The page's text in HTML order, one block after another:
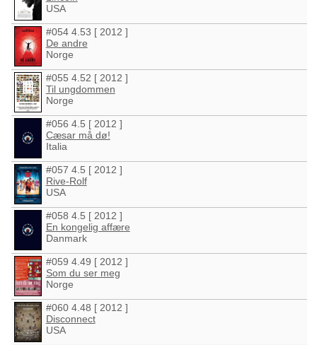
USA
#054 4.53 [ 2012 ]
De andre
Norge
#055 4.52 [ 2012 ]
Til ungdommen
Norge
#056 4.5 [ 2012 ]
Cæsar må dø!
Italia
#057 4.5 [ 2012 ]
Rive-Rolf
USA
#058 4.5 [ 2012 ]
En kongelig affære
Danmark
#059 4.49 [ 2012 ]
Som du ser meg
Norge
#060 4.48 [ 2012 ]
Disconnect
USA